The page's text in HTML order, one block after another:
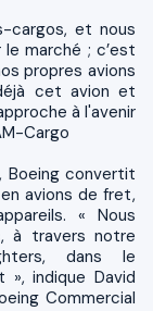
cargos, et nous
marché ; c’est
propres avions
cet avion et
à l'avenir
Cargo
Boeing convertit
avions de fret,
« Nous
à travers notre
dans le
indique David
Commercial